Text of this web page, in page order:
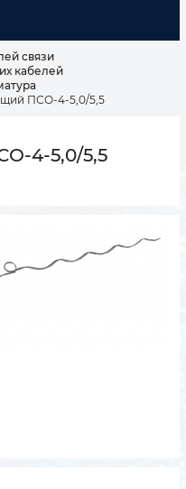
связи
кабелей
ПСО-4-5,0/5,5
4-5,0/5,5